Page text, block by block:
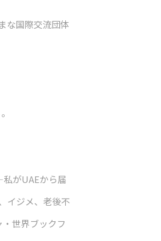
な国際交流団体
がUAEから届
イジメ、老後不
世界ブックフ